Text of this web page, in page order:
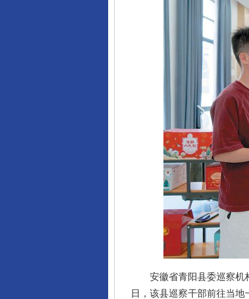
安徽省青阳县委巡察机构
日，该县巡察干部前往当